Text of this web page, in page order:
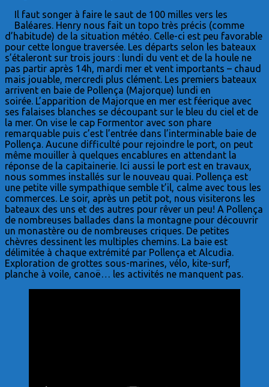
Il faut songer à faire le saut de 100 milles vers les
Baléares. Henry nous fait un topo très précis (comme
d’habitude) de la situation météo. Celle-ci est peu favorable
pour cette longue traversée. Les départs selon les bateaux
s’étaleront sur trois jours : lundi du vent et de la houle ne
pas partir après 14h, mardi mer et vent importants – chaud
mais jouable, mercredi plus clément. Les premiers bateaux
arrivent en baie de Pollença (Majorque) lundi en
soirée. L’apparition de Majorque en mer est féerique avec
ses falaises blanches se découpant sur le bleu du ciel et de
la mer. On vise le cap Formentor avec son phare
remarquable puis c’est l’entrée dans l’interminable baie de
Pollença. Aucune difficulté pour rejoindre le port, on peut
même mouiller à quelques encablures en attendant la
réponse de la capitainerie. Ici aussi le port est en travaux,
nous sommes installés sur le nouveau quai. Pollença est
une petite ville sympathique semble t’il, calme avec tous les
commerces. Le soir, après un petit pot, nous visiterons les
bateaux des uns et des autres pour rêver un peu! A Pollença
de nombreuses ballades dans la montagne pour découvrir
un monastère ou de nombreuses criques. De petites
chèvres dessinent les multiples chemins. La baie est
délimitée à chaque extrémité par Pollença et Alcudia.
Exploration de grottes sous-marines, vélo, kite-surf,
planche à voile, canoë… les activités ne manquent pas.